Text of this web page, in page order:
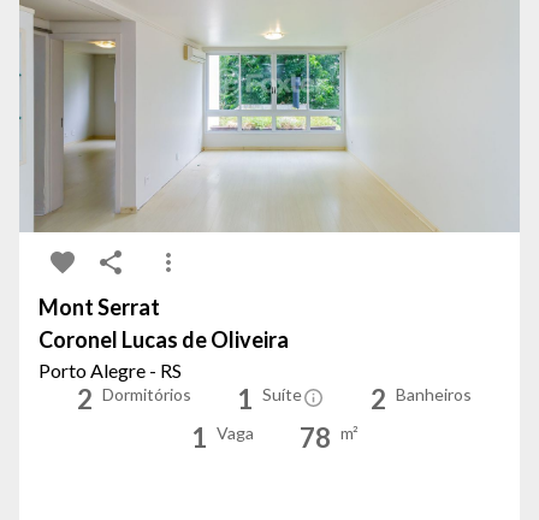
Mont Serrat
Coronel Lucas de Oliveira
Porto Alegre - RS
2 Dormitórios 1 Suíte 2 Banheiros
1 Vaga 78 m²